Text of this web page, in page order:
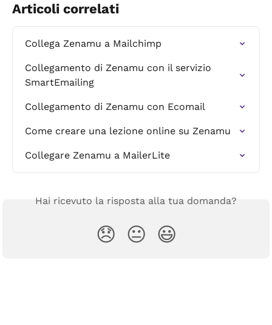
Articoli correlati
Collega Zenamu a Mailchimp
Collegamento di Zenamu con il servizio
SmartEmailing
Collegamento di Zenamu con Ecomail
Come creare una lezione online su Zenamu
Collegare Zenamu a MailerLite
Hai ricevuto la risposta alla tua domanda?
😞 😐 😃